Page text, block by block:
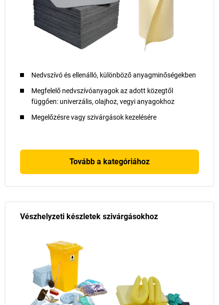
Nedvszívó és ellenálló, különböző anyagminőségekben
Megfelelő nedvszívóanyagok az adott közegtől
függően: univerzális, olajhoz, vegyi anyagokhoz
Megelőzésre vagy szivárgások kezelésére
Tovább a kategóriához
Vészhelyzeti készletek szivárgásokhoz